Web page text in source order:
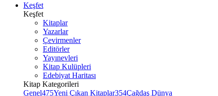
Keşfet
Keşfet
Kitaplar
Yazarlar
Çevirmenler
Editörler
Yayınevleri
Kitap Kulüpleri
Edebiyat Haritası
Kitap Kategorileri
Genel475Yeni Çıkan Kitaplar354Çağdaş Dünya